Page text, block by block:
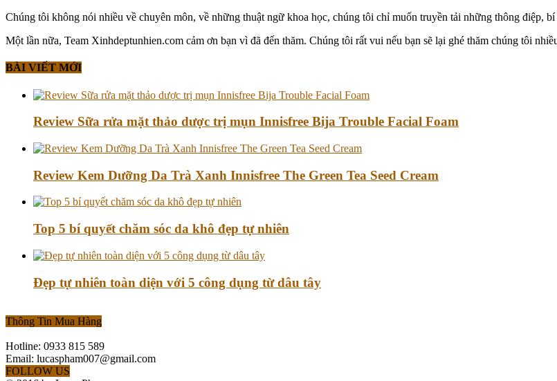
Chúng tôi không nói nhiều về chuyên môn, về những thuật ngữ khoa học, chúng tôi chỉ muốn truyền tải những thông điệp,
Một lần nữa, Team Xinhdeptunhien.com cảm ơn bạn vì đã đến thăm. Chúng tôi rất vui nếu bạn sẽ lại ghé thăm chúng tôi
BÀI VIẾT MỚI
Review Sữa rửa mặt thảo dược trị mụn Innisfree Bija Trouble Facial Foam
Review Kem Dưỡng Da Trà Xanh Innisfree The Green Tea Seed Cream
Top 5 bí quyết chăm sóc da khô đẹp tự nhiên
Đẹp tự nhiên toàn diện với 5 công dụng từ dâu tây
Thông Tin Mua Hàng
Hotline: 0933 815 589
Email: lucaspham007@gmail.com
FOLLOW US